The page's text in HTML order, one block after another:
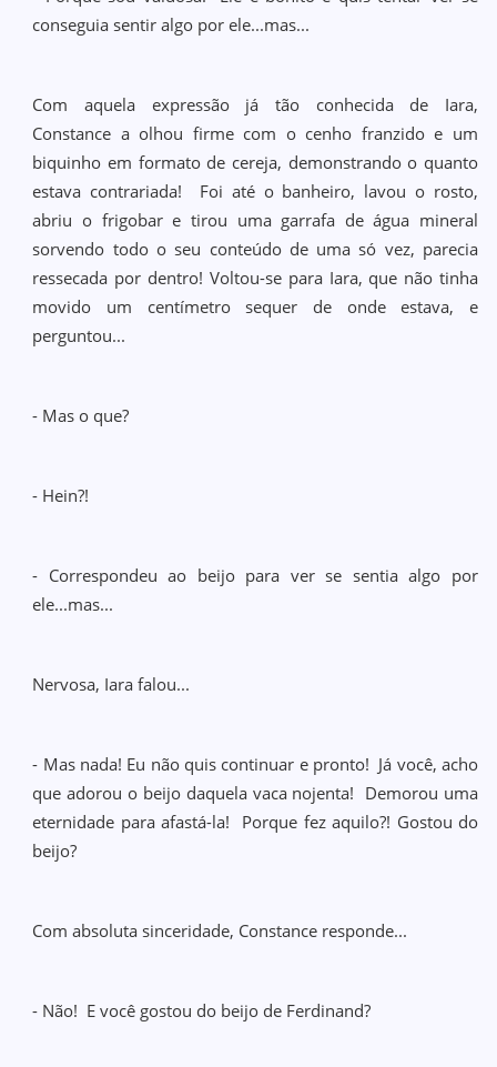
conseguia sentir algo por ele...mas...
Com aquela expressão já tão conhecida de Iara,
Constance a olhou firme com o cenho franzido e um
biquinho em formato de cereja, demonstrando o quanto
estava contrariada! Foi até o banheiro, lavou o rosto,
abriu o frigobar e tirou uma garrafa de água mineral
sorvendo todo o seu conteúdo de uma só vez, parecia
ressecada por dentro! Voltou-se para Iara, que não tinha
movido um centímetro sequer de onde estava, e
perguntou...
- Mas o que?
- Hein?!
- Correspondeu ao beijo para ver se sentia algo por
ele...mas...
Nervosa, Iara falou...
- Mas nada! Eu não quis continuar e pronto! Já você, acho
que adorou o beijo daquela vaca nojenta! Demorou uma
eternidade para afastá-la! Porque fez aquilo?! Gostou do
beijo?
Com absoluta sinceridade, Constance responde...
- Não! E você gostou do beijo de Ferdinand?